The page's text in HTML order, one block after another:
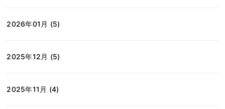
2026年01月 (5)
2025年12月 (5)
2025年11月 (4)